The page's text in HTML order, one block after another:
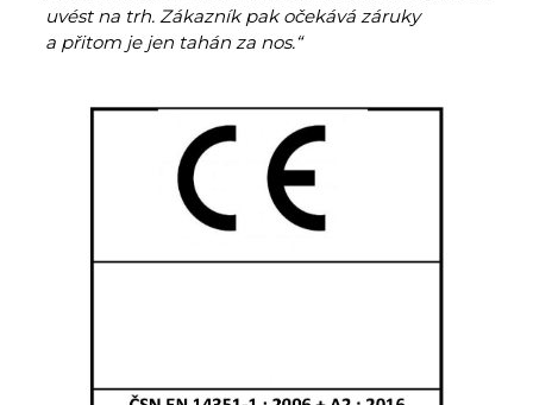
uvést na trh. Zákazník pak očekává záruky
a přitom je jen tahán za nos.“